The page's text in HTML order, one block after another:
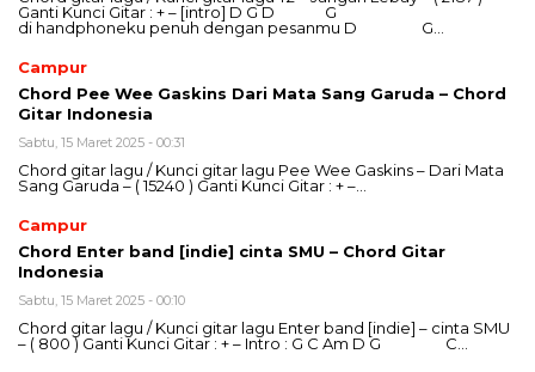
Ganti Kunci Gitar : + – [intro] D G D G
di handphoneku penuh dengan pesanmu D G…
Campur
Chord Pee Wee Gaskins Dari Mata Sang Garuda – Chord
Gitar Indonesia
Sabtu, 15 Maret 2025 - 00:31
Chord gitar lagu / Kunci gitar lagu Pee Wee Gaskins – Dari Mata
Sang Garuda – ( 15240 ) Ganti Kunci Gitar : + –…
Campur
Chord Enter band [indie] cinta SMU – Chord Gitar
Indonesia
Sabtu, 15 Maret 2025 - 00:10
Chord gitar lagu / Kunci gitar lagu Enter band [indie] – cinta SMU
– ( 800 ) Ganti Kunci Gitar : + – Intro : G C Am D G C…